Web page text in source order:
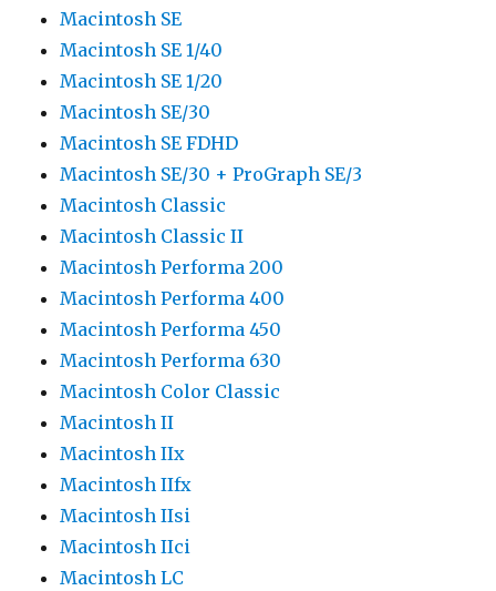
Macintosh SE
Macintosh SE 1/40
Macintosh SE 1/20
Macintosh SE/30
Macintosh SE FDHD
Macintosh SE/30 + ProGraph SE/3
Macintosh Classic
Macintosh Classic II
Macintosh Performa 200
Macintosh Performa 400
Macintosh Performa 450
Macintosh Performa 630
Macintosh Color Classic
Macintosh II
Macintosh IIx
Macintosh IIfx
Macintosh IIsi
Macintosh IIci
Macintosh LC